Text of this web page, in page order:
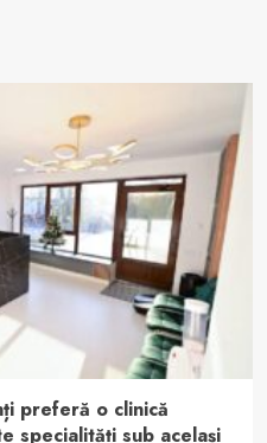
preferă o clinică
specialități sub același